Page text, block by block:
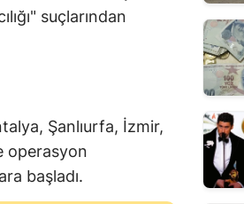
suçlarından
Şanlıurfa, İzmir,
operasyon
başladı.